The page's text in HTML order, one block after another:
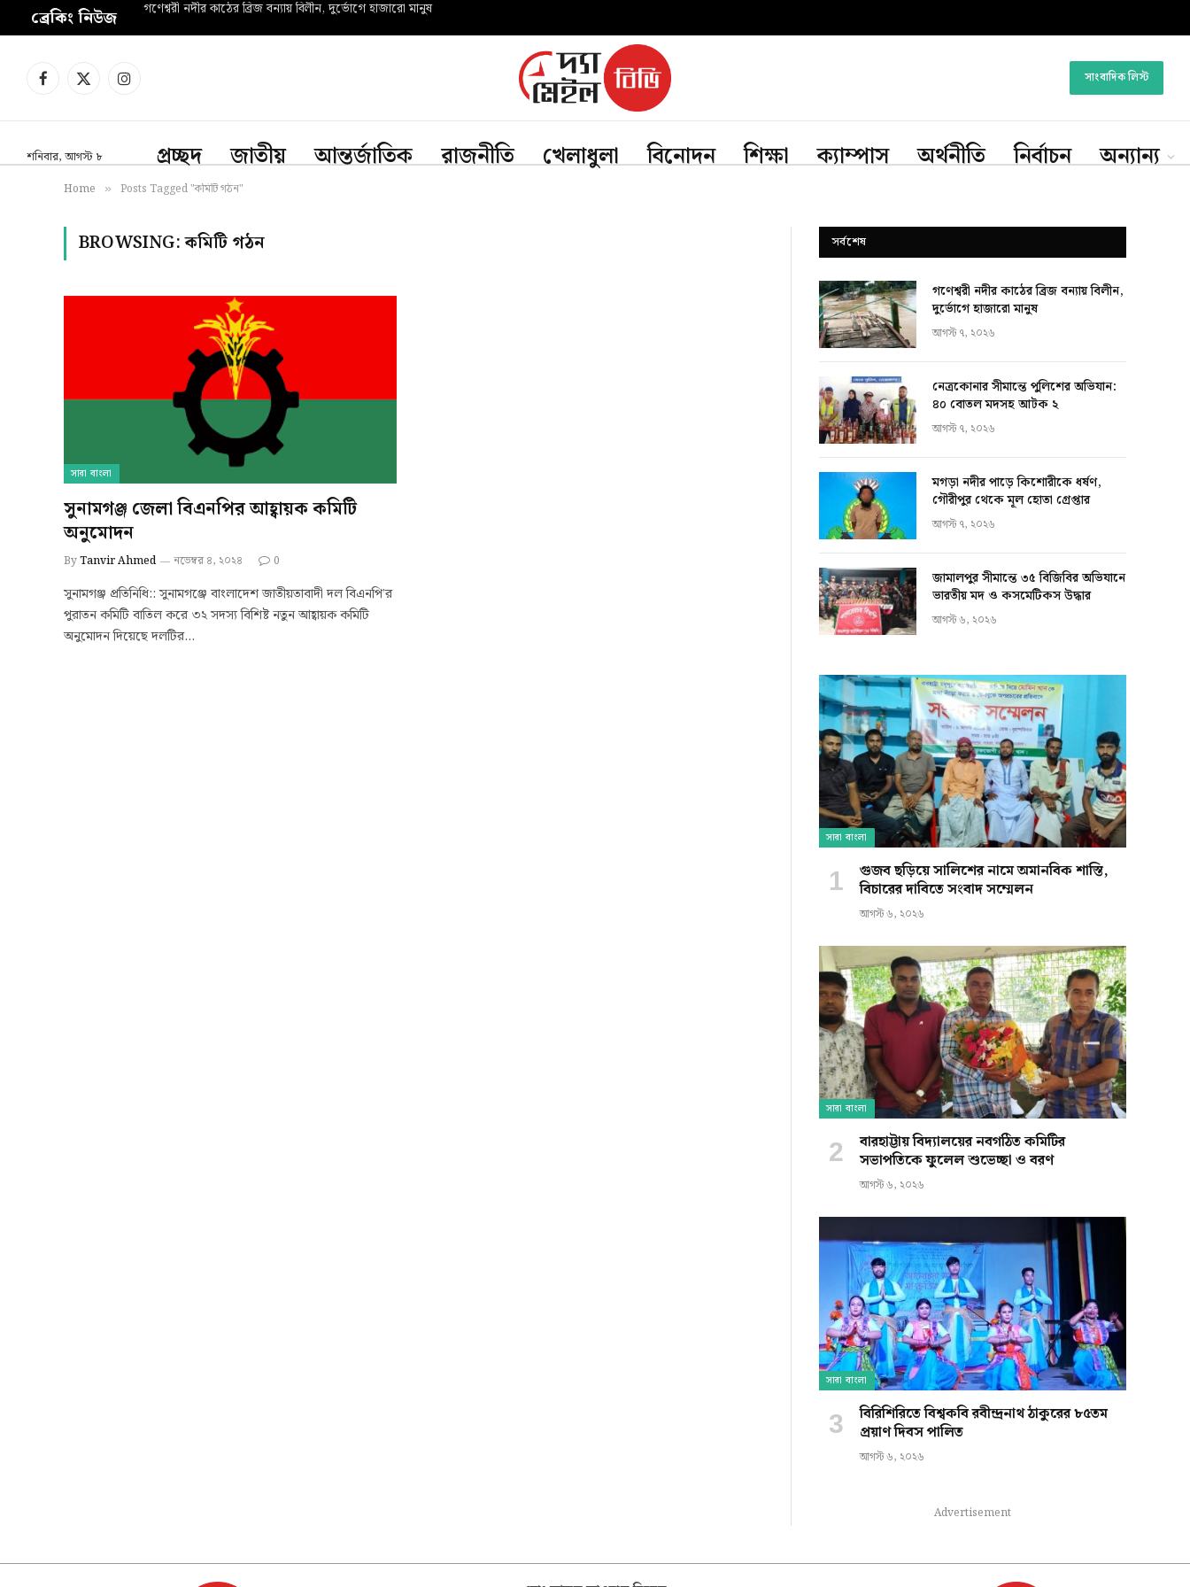
ব্রেকিং নিউজ গণেশ্বরী নদীর কাঠের ব্রিজ বন্যায় বিলীন, দুর্ভোগে হাজারো মানুষ
Facebook
X
Instagram সাংবাদিক লিস্ট
শনিবার, আগস্ট ৮ প্রচ্ছদ জাতীয় আন্তর্জাতিক রাজনীতি খেলাধুলা বিনোদন শিক্ষা ক্যাম্পাস অর্থনীতি নির্বাচন অন্যান্য
Home » Posts Tagged "কমিটি গঠন"
BROWSING:কমিটি গঠন
সারা বাংলা
সুনামগঞ্জ জেলা বিএনপির আহ্বায়ক কমিটি
অনুমোদন
ByTanvir Ahmed নভেম্বর ৪, ২০২৪ 0
সুনামগঞ্জ প্রতিনিধি:: সুনামগঞ্জে বাংলাদেশ জাতীয়তাবাদী দল বিএনপি’র
পুরাতন কমিটি বাতিল করে ৩২ সদস্য বিশিষ্ট নতুন আহ্বায়ক কমিটি
অনুমোদন দিয়েছে দলটির…
সর্বশেষ
গণেশ্বরী নদীর কাঠের ব্রিজ বন্যায় বিলীন,
দুর্ভোগে হাজারো মানুষ
আগস্ট ৭, ২০২৬
নেত্রকোনার সীমান্তে পুলিশের অভিযান:
৪০ বোতল মদসহ আটক ২
আগস্ট ৭, ২০২৬
মগড়া নদীর পাড়ে কিশোরীকে ধর্ষণ,
গৌরীপুর থেকে মূল হোতা গ্রেপ্তার
আগস্ট ৭, ২০২৬
জামালপুর সীমান্তে ৩৫ বিজিবির অভিযানে
ভারতীয় মদ ও কসমেটিকস উদ্ধার
আগস্ট ৬, ২০২৬
সারা বাংলা
গুজব ছড়িয়ে সালিশের নামে অমানবিক শাস্তি,
বিচারের দাবিতে সংবাদ সম্মেলন
আগস্ট ৬, ২০২৬
সারা বাংলা
বারহাট্টায় বিদ্যালয়ের নবগঠিত কমিটির
সভাপতিকে ফুলেল শুভেচ্ছা ও বরণ
আগস্ট ৬, ২০২৬
সারা বাংলা
বিরিশিরিতে বিশ্বকবি রবীন্দ্রনাথ ঠাকুরের ৮৫তম
প্রয়াণ দিবস পালিত
আগস্ট ৬, ২০২৬
Advertisement